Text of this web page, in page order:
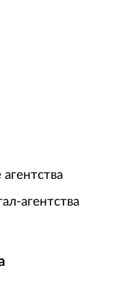
агентства